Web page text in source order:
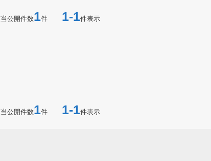
公開件数1件 1-1件表示
公開件数1件 1-1件表示